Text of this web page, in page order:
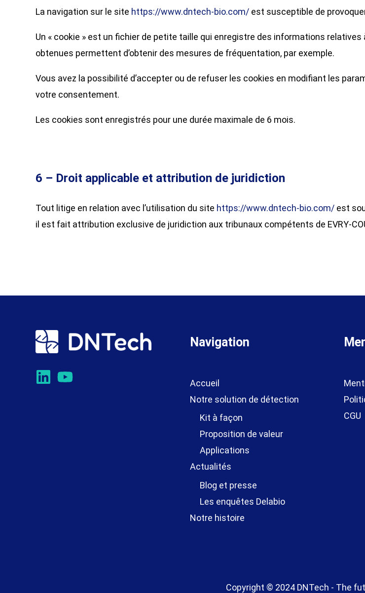
​La navigation sur le site https://www.dntech-bio.com/ est susceptible de
Un « cookie » est un fichier de petite taille qui enregistre des informations
obtenues permettent d’obtenir des mesures de fréquentation, par exemple.
Vous avez la possibilité d’accepter ou de refuser les cookies en modifiant les
votre consentement.
Les cookies sont enregistrés pour une durée maximale de 6 mois.
6 – Droit applicable et attribution de juridiction
​Tout litige en relation avec l’utilisation du site https://www.dntech-bio.com/ est
il est fait attribution exclusive de juridiction aux tribunaux compétents de EVRY-
Navigation
Accueil
Notre solution de détection
Kit à façon
Proposition de valeur
Applications
Actualités
Blog et presse
Les enquêtes Delabio
Notre histoire
CGU
Copyright © 2024 DNTech - The